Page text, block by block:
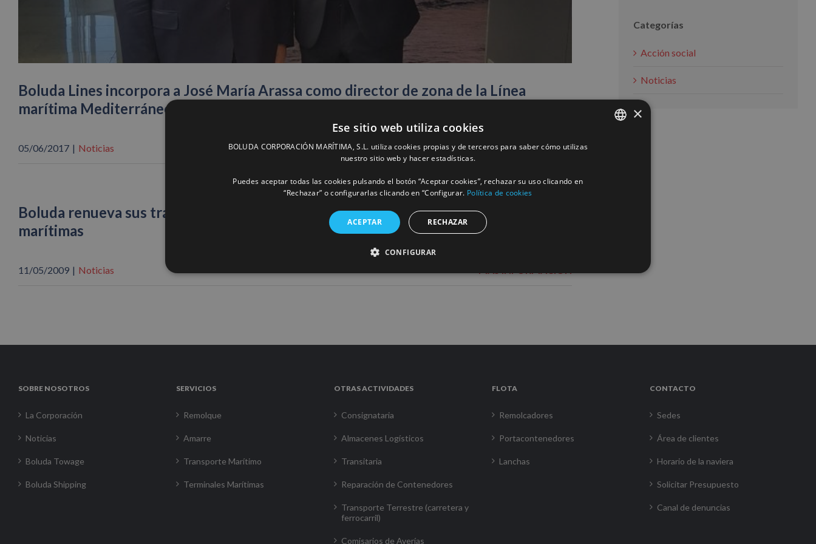
Boluda Lines incorpora a José María Arassa como director de zona de la Línea
marítima Mediterráneo
05/06/2017 | Noticias MÁS INFORMACIÓN
Boluda renueva sus tráficos entre Italia, Península y Canarias con cuatro líneas
marítimas
11/05/2009 | Noticias
Categorías
Acción social
Noticias
SOBRE NOSOTROS
La Corporación
Noticias
Boluda Towage
Boluda Shipping
SERVICIOS
Remolque
Amarre
Transporte Marítimo
Terminales Marítimas
OTRAS ACTIVIDADES
Consignataria
Almacenes Logísticos
Transitaria
Reparación de Contenedores
Transporte Terrestre (carretera y
ferrocarril)
Comisarios de Averías
FLOTA
Remolcadores
Portacontenedores
Lanchas
CONTACTO
Sedes
Área de clientes
Horario de la naviera
Solicitar Presupuesto
Canal de denuncias
×
Ese sitio web utiliza cookies
BOLUDA CORPORACIÓN MARÍTIMA, S.L. utiliza cookies propias y de terceros para saber cómo utilizas
nuestro sitio web y hacer estadísticas.
Puedes aceptar todas las cookies pulsando el botón “Aceptar cookies”, rechazar su uso clicando en
“Rechazar” o configurarlas clicando en “Configurar. Política de cookies
ACEPTAR RECHAZAR
CONFIGURAR